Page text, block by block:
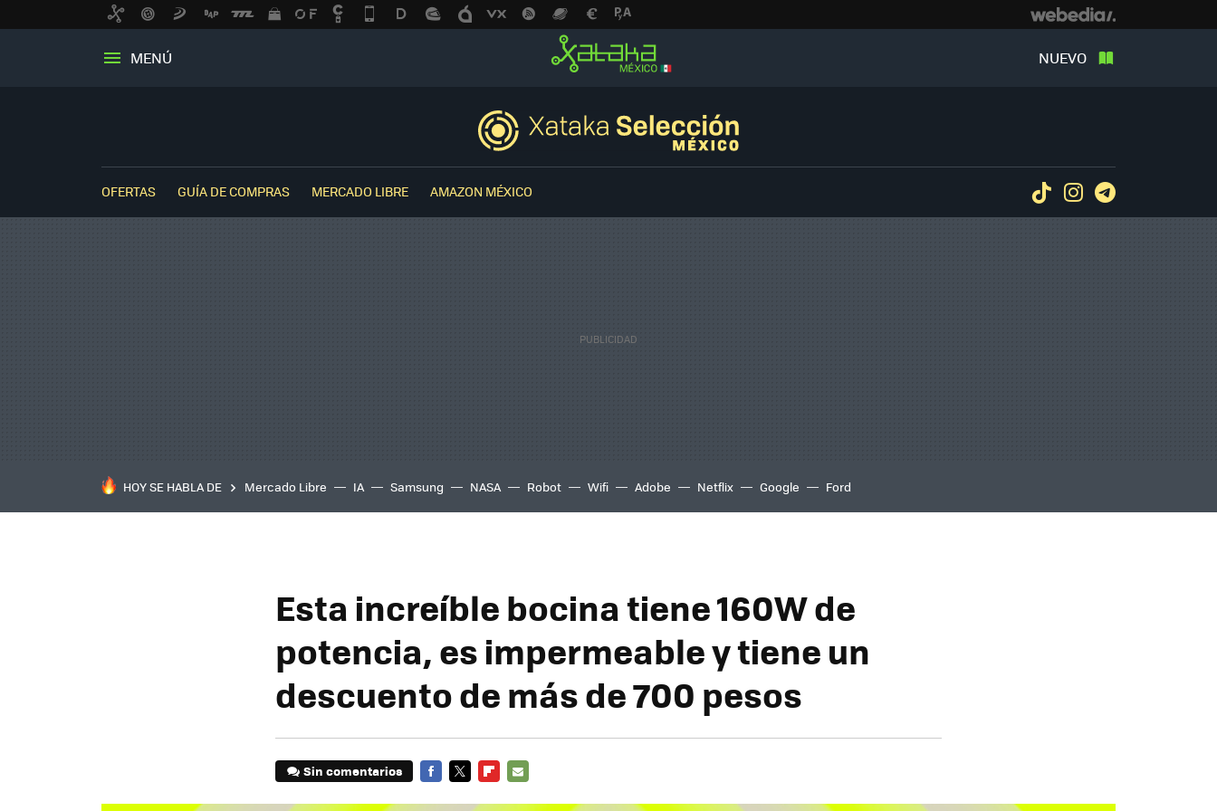
MENÚ NUEVO
OFERTAS GUÍA DE COMPRAS MERCADO LIBRE AMAZON MÉXICO TiktokInstagram
HOY SE HABLA DE Mercado Libre IA Samsung NASA Robot Wifi Adobe Netflix Google Ford
Esta increíble bocina tiene 160W de
potencia, es impermeable y tiene un
descuento de más de 700 pesos
Sin comentarios